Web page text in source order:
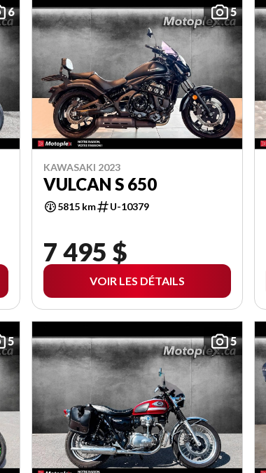
6 5
KAWASAKI 2023
VULCAN S 650
5815 km U-10379
7 495 $
VOIR LES DÉTAILS
5 5